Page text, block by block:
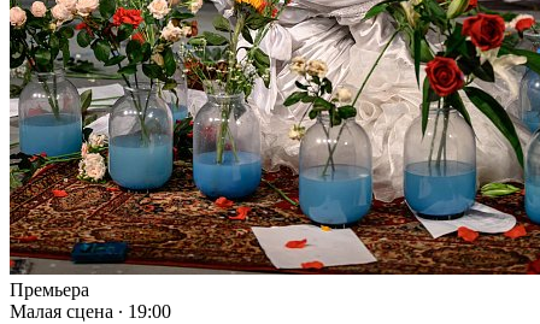
Премьера
Малая сцена ∙ 19:00